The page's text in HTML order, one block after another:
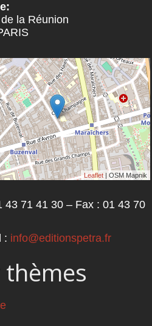
la Réunion
Leaflet | OSM Mapnik
43 71 41 30 – Fax : 01 43 70
: info@editionspetra.fr
thèmes